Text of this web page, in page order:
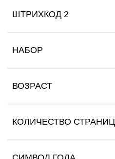
ШТРИХКОД 2
НАБОР
ВОЗРАСТ
КОЛИЧЕСТВО СТРАНИЦ